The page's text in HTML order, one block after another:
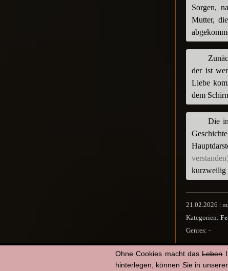
Sorgen,
Mutter,
der ist
Liebe
dem
Die
kurzweilig
21.02.2026 |
Kategorien:
Genres:-
Ohne Cookies macht dasLeben
hinterlegen, können Sie in